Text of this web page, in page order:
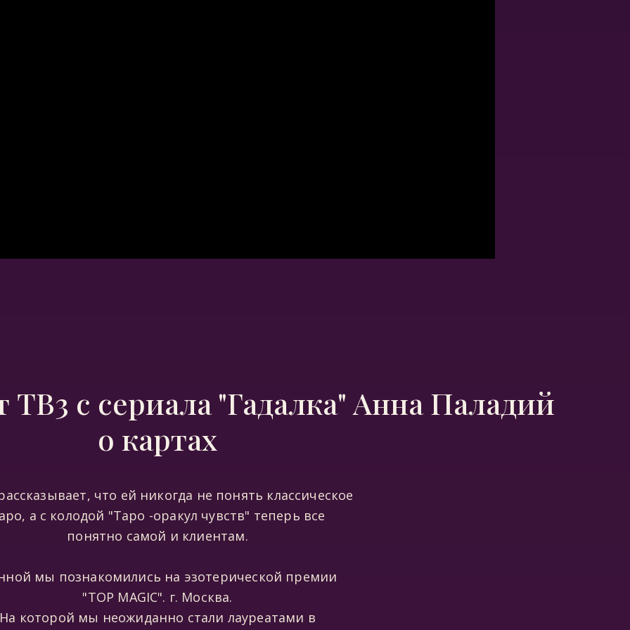
с сериала "Гадалка" Анна Паладий
о картах
что ей никогда не понять классическое
а с колодой "Таро -оракул чувств" теперь все
понятно самой и клиентам.
мы познакомились на эзотерической премии
"TOP MAGIC". г. Москва.
На которой мы неожиданно стали лауреатами в